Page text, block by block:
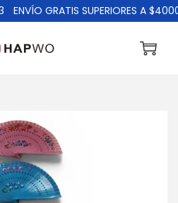
ENVÍO GRATIS SUPERIORES A $4000